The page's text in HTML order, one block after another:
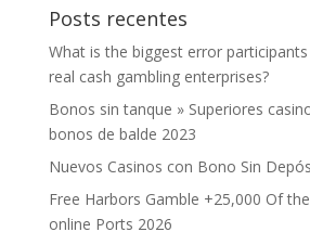
Posts recentes
What is the biggest error
real cash gambling enterprises?
Bonos sin tanque » Superiores
bonos de balde 2023
Nuevos Casinos con Bono Sin
Free Harbors Gamble +25,000 Of
online Ports 2026